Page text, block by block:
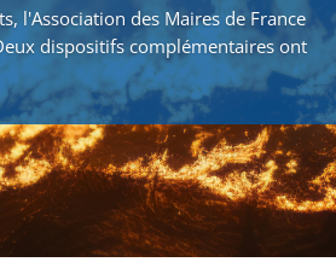
l'Association des Maires de France
dispositifs complémentaires ont